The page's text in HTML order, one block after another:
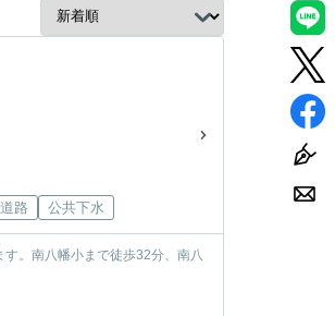
路 公共下水
。南八幡小まで徒歩32分、南八